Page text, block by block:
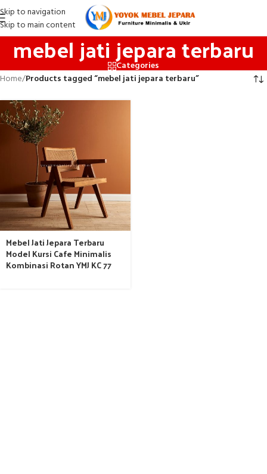
Skip to navigation
Skip to main content
mebel jati jepara terbaru
Categories
Home/Products tagged “mebel jati jepara terbaru”
Mebel Jati Jepara Terbaru
Model Kursi Cafe Minimalis
Kombinasi Rotan YMJ KC 77